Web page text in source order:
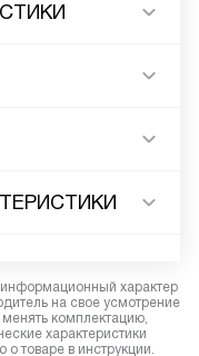
характер
на свое усмотрение
комплектацию,
характеристики
товаре в инструкции.